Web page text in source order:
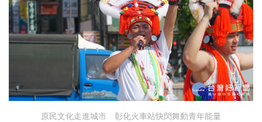
原民文化走進城市 彰化火車站快閃舞動青年能量